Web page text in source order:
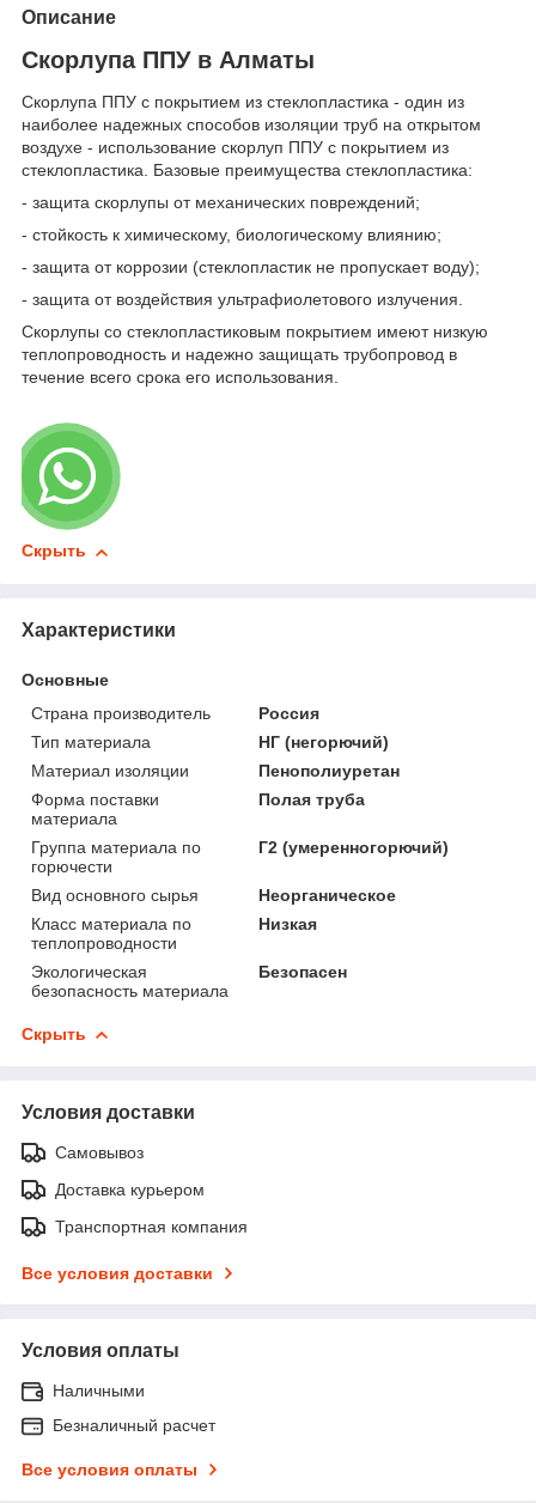
Описание
Скорлупа ППУ в Алматы
Скорлупа ППУ с покрытием из стеклопластика - один из
наиболее надежных способов изоляции труб на открытом
воздухе - использование скорлуп ППУ с покрытием из
стеклопластика. Базовые преимущества стеклопластика:
- защита скорлупы от механических повреждений;
- стойкость к химическому, биологическому влиянию;
- защита от коррозии (стеклопластик не пропускает воду);
- защита от воздействия ультрафиолетового излучения.
Скорлупы со стеклопластиковым покрытием имеют низкую
теплопроводность и надежно защищать трубопровод в
течение всего срока его использования.
Скрыть
Характеристики
Основные
Страна производитель
Россия
Тип материала
НГ (негорючий)
Материал изоляции
Пенополиуретан
Форма поставки
материала
Полая труба
Группа материала по
горючести
Г2 (умеренногорючий)
Вид основного сырья
Неорганическое
Класс материала по
теплопроводности
Низкая
Экологическая
безопасность материала
Безопасен
Скрыть
Условия доставки
Самовывоз
Доставка курьером
Транспортная компания
Все условия доставки
Условия оплаты
Наличными
Безналичный расчет
Все условия оплаты